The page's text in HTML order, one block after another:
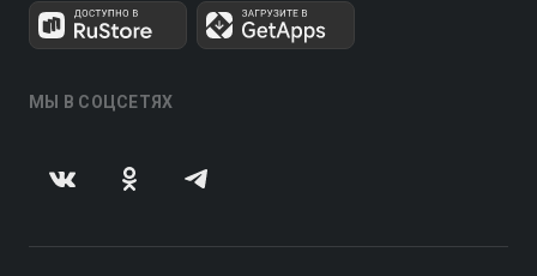
МЫ В СОЦСЕТЯХ